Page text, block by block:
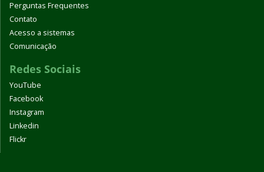
Perguntas Frequentes
Contato
Acesso a sistemas
Comunicação
Redes Sociais
YouTube
Facebook
Instagram
Linkedin
Flickr